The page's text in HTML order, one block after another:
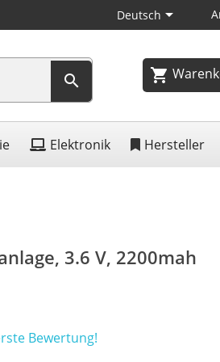
Deutsch
 shopping_cart
Elektronik Hersteller
3.6 V, 2200mah
Bewertung!